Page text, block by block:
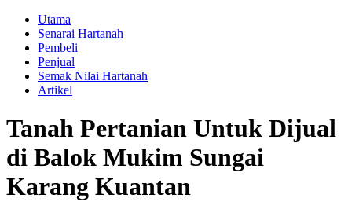
Utama
Senarai Hartanah
Pembeli
Penjual
Semak Nilai Hartanah
Artikel
Tanah Pertanian Untuk Dijual
di Balok Mukim Sungai
Karang Kuantan